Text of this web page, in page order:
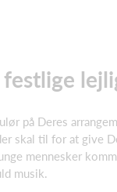
på Deres
skal til for at give
mennesker
musik.